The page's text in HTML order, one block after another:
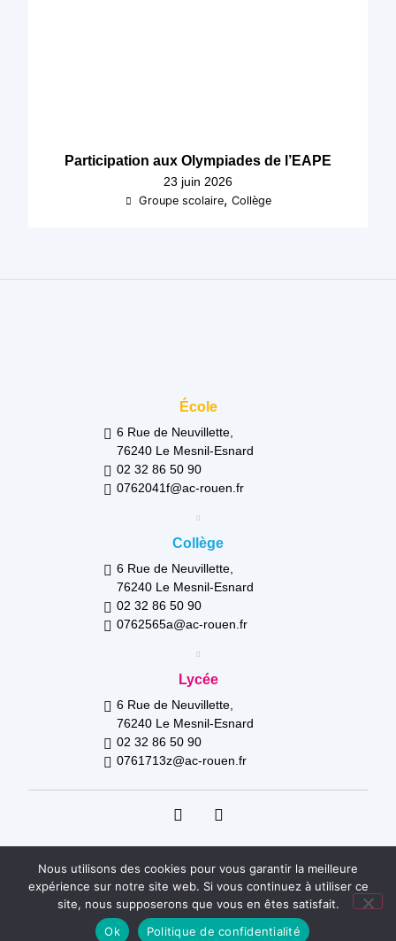
Participation aux Olympiades de l’EAPE
23 juin 2026
Groupe scolaire, Collège
École
6 Rue de Neuvillette,
76240 Le Mesnil-Esnard
02 32 86 50 90
0762041f@ac-rouen.fr
Collège
6 Rue de Neuvillette,
76240 Le Mesnil-Esnard
02 32 86 50 90
0762565a@ac-rouen.fr
Lycée
6 Rue de Neuvillette,
76240 Le Mesnil-Esnard
02 32 86 50 90
0761713z@ac-rouen.fr
Réalisation : Ekole.fr
Nous utilisons des cookies pour vous garantir la meilleure
expérience sur notre site web. Si vous continuez à utiliser ce
site, nous supposerons que vous en êtes satisfait.
Ok
Politique de confidentialité
Engagé pour l’environnement : compensation de l’impact